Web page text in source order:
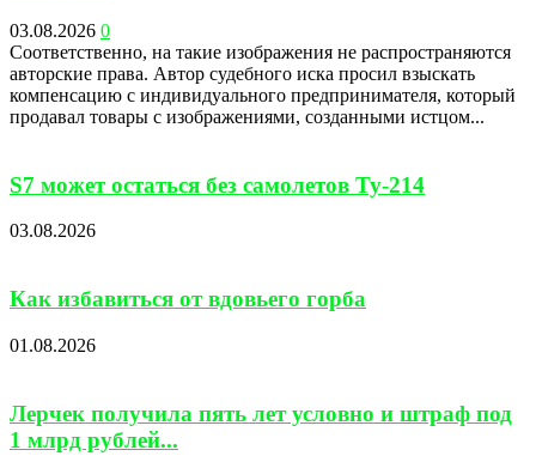
03.08.2026 0
Соответственно, на такие изображения не распространяются
авторские права. Автор судебного иска просил взыскать
компенсацию с индивидуального предпринимателя, который
продавал товары с изображениями, созданными истцом...
S7 может остаться без самолетов Ту-214
03.08.2026
Как избавиться от вдовьего горба
01.08.2026
Лерчек получила пять лет условно и штраф под
1 млрд рублей...